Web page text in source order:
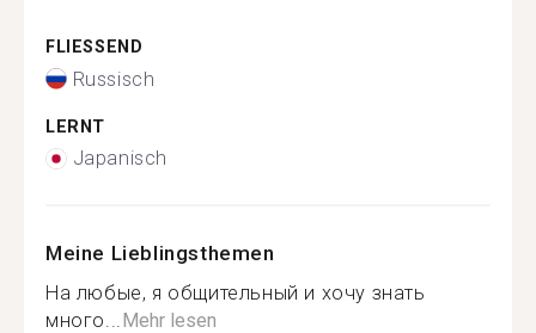
FLIESSEND
Russisch
LERNT
Japanisch
Meine Lieblingsthemen
На любые, я общительный и хочу знать
много...Mehr lesen